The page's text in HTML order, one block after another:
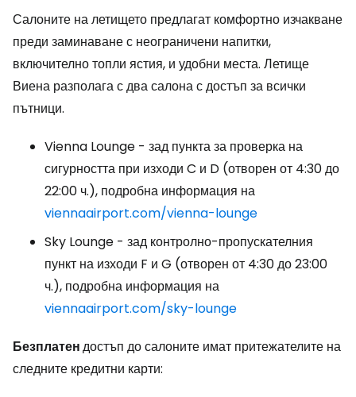
Салоните на летището предлагат комфортно изчакване
преди заминаване с неограничени напитки,
включително топли ястия, и удобни места. Летище
Виена разполага с два салона с достъп за всички
пътници.
Vienna Lounge - зад пункта за проверка на
сигурността при изходи C и D (отворен от 4:30 до
22:00 ч.), подробна информация на
viennaairport.com/vienna-lounge
Sky Lounge - зад контролно-пропускателния
пункт на изходи F и G (отворен от 4:30 до 23:00
ч.), подробна информация на
viennaairport.com/sky-lounge
Безплатендостъп до салоните имат притежателите на
следните кредитни карти: